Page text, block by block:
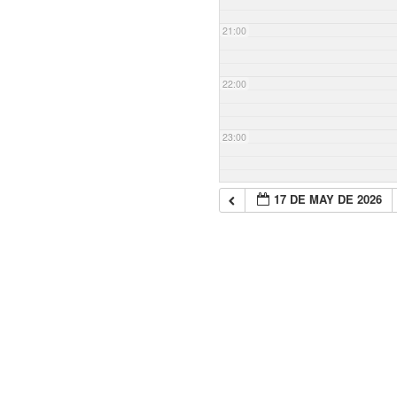
21:00
22:00
23:00
17 DE MAY DE 2026